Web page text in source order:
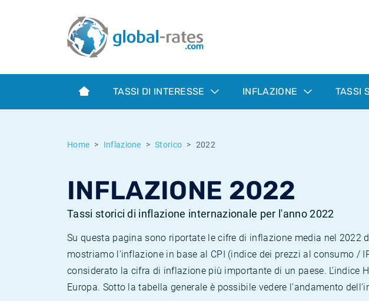
TASSI DI INTERESSE INFLAZIONE TASSI
Home Inflazione Storico 2022
INFLAZIONE 2022
Tassi storici di inflazione internazionale per l'anno 2022
Su questa pagina sono riportate le cifre di inflazione media nel 2022
mostriamo l'inflazione in base al CPI (indice dei prezzi al consumo /
considerato la cifra di inflazione più importante di un paese. L'indice
Europa. Sotto la tabella generale è possibile vedere l'andamento
Term SOFR
Cos'è l'inflazione CPI?
Cos'è l'inflazione HICP?
Inflazione Svizzera
Tassi storici Euribor
Tassi storici di ESTER
Tassi di inflazione storici
Calcolatore dell’inflazione